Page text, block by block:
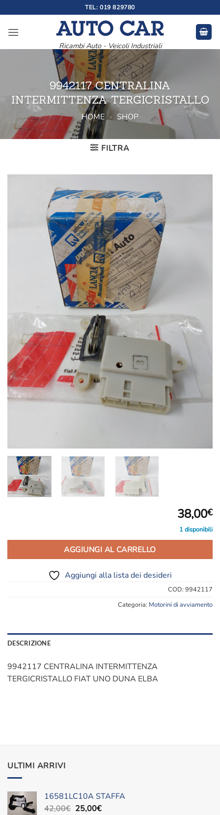
ai
contenuti
TEL: 019 829780
Ricambi Auto - Veicoli Industriali
9942117 CENTRALINA
INTERMITTENZA TERGICRISTALLO
HOME » SHOP
FILTRA
dei
38,00€
1 disponibili
AGGIUNGI AL CARRELLO
Aggiungi alla lista dei desideri
COD: 9942117
Categoria: Motorini di avviamento
DESCRIZIONE
9942117 CENTRALINA INTERMITTENZA
TERGICRISTALLO FIAT UNO DUNA ELBA
ULTIMI ARRIVI
16581LC10A STAFFA
42,00€ Il
25,00€Il